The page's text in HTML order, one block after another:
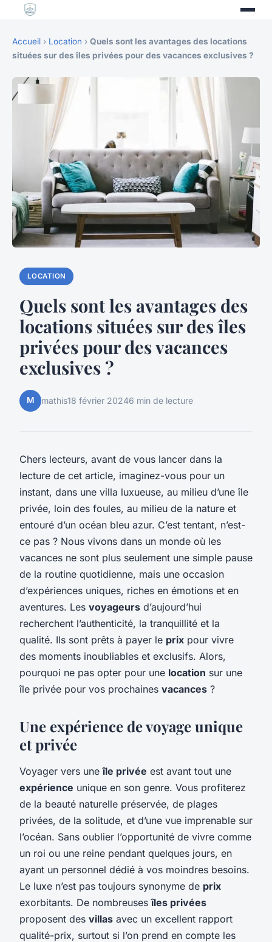
Accueil › Location › Quels sont les avantages des locations
situées sur des îles privées pour des vacances exclusives ?
LOCATION
Quels sont les avantages des
locations situées sur des îles
privées pour des vacances
exclusives ?
M mathis18 février 20246 min de lecture
Chers lecteurs, avant de vous lancer dans la
lecture de cet article, imaginez-vous pour un
instant, dans une villa luxueuse, au milieu d’une île
privée, loin des foules, au milieu de la nature et
entouré d’un océan bleu azur. C’est tentant, n’est-
ce pas ? Nous vivons dans un monde où les
vacances ne sont plus seulement une simple pause
de la routine quotidienne, mais une occasion
d’expériences uniques, riches en émotions et en
aventures. Les voyageurs d’aujourd’hui
recherchent l’authenticité, la tranquillité et la
qualité. Ils sont prêts à payer le prix pour vivre
des moments inoubliables et exclusifs. Alors,
pourquoi ne pas opter pour une location sur une
île privée pour vos prochaines vacances ?
Une expérience de voyage unique
et privée
Voyager vers uneîle privée est avant tout une
expérience unique en son genre. Vous profiterez
de la beauté naturelle préservée, de plages
privées, de la solitude, et d’une vue imprenable sur
l’océan. Sans oublier l’opportunité de vivre comme
un roi ou une reine pendant quelques jours, en
ayant un personnel dédié à vos moindres besoins.
Le luxe n’est pas toujours synonyme de prix
exorbitants. De nombreusesîles privées
proposent des villas avec un excellent rapport
qualité-prix, surtout si l’on prend en compte les